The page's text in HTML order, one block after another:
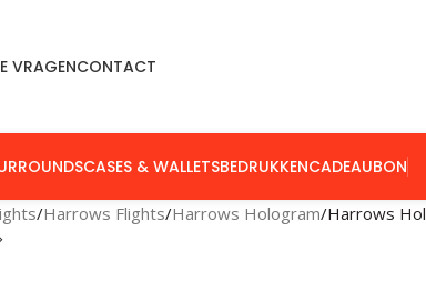
VRAGENCONTACT
CASES & WALLETSBEDRUKKENCADEAUBON
Harrows Flights Harrows Hologram Harrows